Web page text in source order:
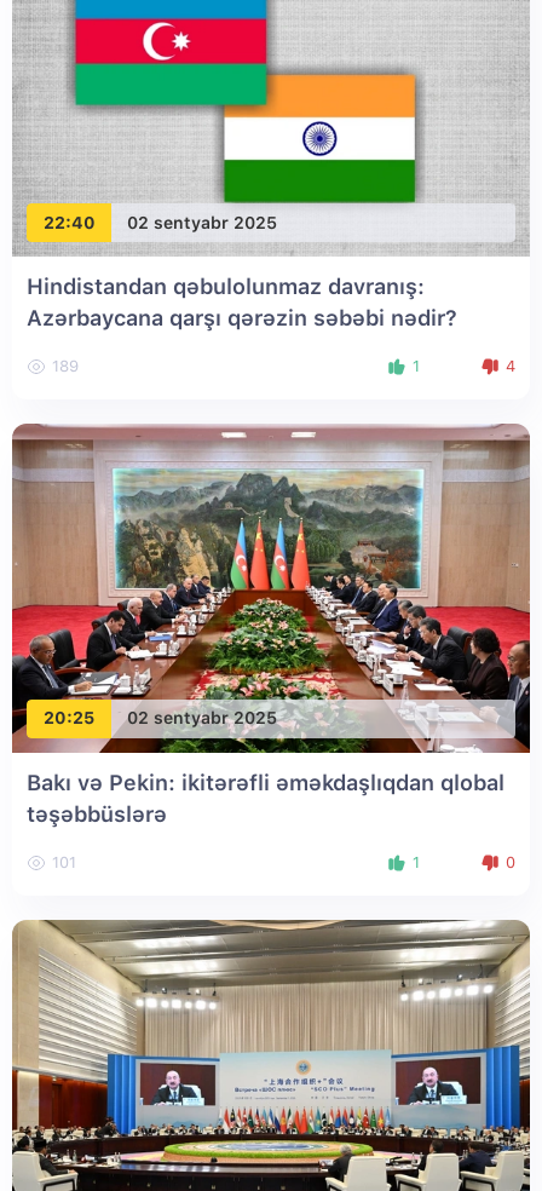
22:40 02 sentyabr 2025
Hindistandan qəbulolunmaz davranış:
Azərbaycana qarşı qərəzin səbəbi nədir?
189 1 4
20:25 02 sentyabr 2025
Bakı və Pekin: ikitərəfli əməkdaşlıqdan qlobal
təşəbbüslərə
101 1 0